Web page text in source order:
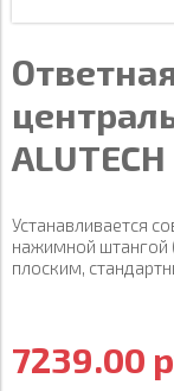
ALUTECH
Устанавливается
нажимной штангой
плоским,
7239.00